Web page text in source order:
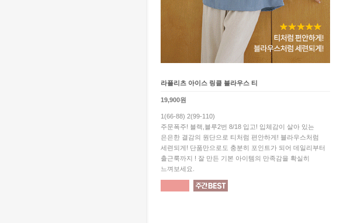
라플리츠 아이스 링클 블라우스 티
19,900원
1(66-88) 2(99-110)
주문폭주! 블랙,블루2번 8/18 입고! 입체감이 살아 있는
은은한 결감의 원단으로 티처럼 편안하게! 블라우스처럼
세련되게! 단품만으로도 충분히 포인트가 되어 데일리부터
출근룩까지 ! 잘 만든 기본 아이템의 만족감을 확실히
느껴보세요.